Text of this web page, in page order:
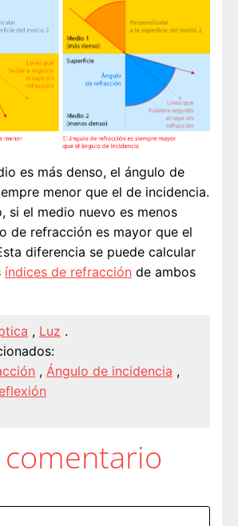
es más denso, el ángulo de
menor que el de incidencia.
si el medio nuevo es menos
de refracción es mayor que el
diferencia se puede calcular
índices de refracción de ambos
, Luz .
, Ángulo de incidencia ,